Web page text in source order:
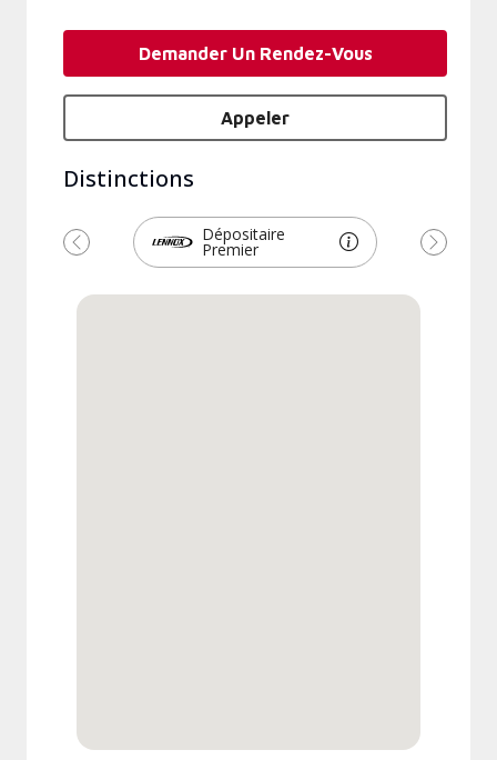
Demander Un Rendez-Vous
Appeler
Distinctions
Dépositaire
Premier
Précédent Suivant